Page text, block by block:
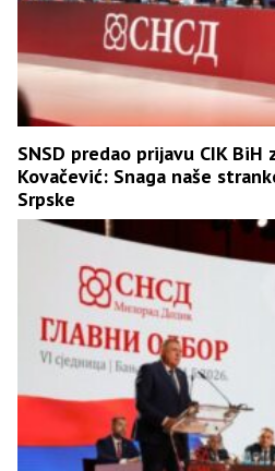
SNSD predao prijavu CIK BiH
Kovačević: Snaga naše
Srpske